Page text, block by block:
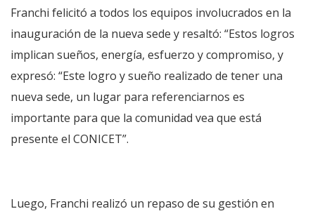
Franchi felicitó a todos los equipos involucrados en la
inauguración de la nueva sede y resaltó: “Estos logros
implican sueños, energía, esfuerzo y compromiso, y
expresó: “Este logro y sueño realizado de tener una
nueva sede, un lugar para referenciarnos es
importante para que la comunidad vea que está
presente el CONICET”.
Luego, Franchi realizó un repaso de su gestión en